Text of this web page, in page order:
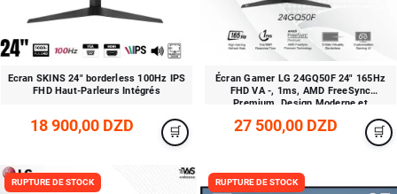
Ecran SKINS 24" borderless 100Hz IPS
FHD Haut-Parleurs Intégrés
18 900,00 DZD
Écran Gamer LG 24GQ50F 24" 165Hz
FHD VA -, 1ms, AMD FreeSync
Premium, Design Moderne et
27 500,00 DZD
RUPTURE DE STOCK RUPTURE DE STOCK